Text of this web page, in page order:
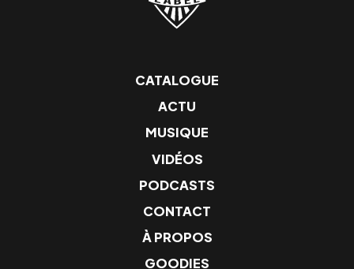
CATALOGUE
ACTU
MUSIQUE
VIDÉOS
PODCASTS
CONTACT
À PROPOS
GOODIES